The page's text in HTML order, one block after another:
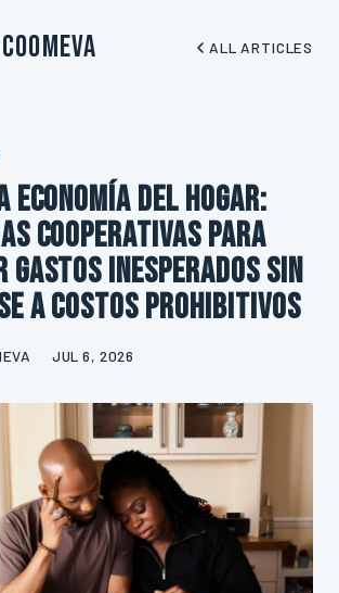
ALL ARTICLES
del hogar:
cooperativas para
inesperados sin
a costos prohibitivos
JUL 6, 2026